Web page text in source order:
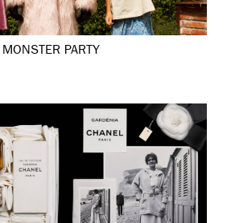
MONSTER PARTY